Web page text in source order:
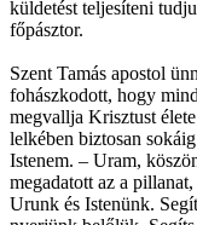
küldetést teljesíteni
főpásztor.
Szent Tamás apostol
fohászkodott, hogy
megvallja Krisztust
lelkében biztosan
Istenem. – Uram,
megadatott az a
Urunk és Istenünk.